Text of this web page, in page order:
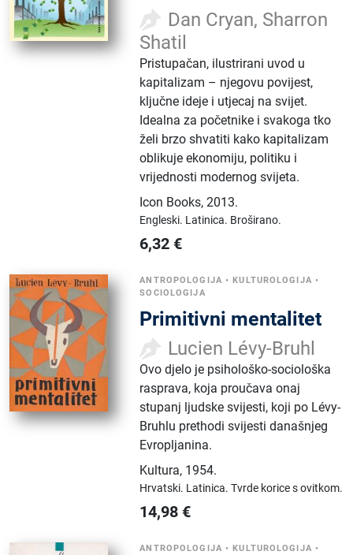
Dan Cryan, Sharron
Shatil
Pristupačan, ilustrirani uvod u
kapitalizam – njegovu povijest,
ključne ideje i utjecaj na svijet.
Idealna za početnike i svakoga tko
želi brzo shvatiti kako kapitalizam
oblikuje ekonomiju, politiku i
vrijednosti modernog svijeta.
Icon Books,2013.
Engleski. Latinica. Broširano.
6,32 €
ANTROPOLOGIJA • KULTUROLOGIJA •
SOCIOLOGIJA
Primitivni mentalitet
Lucien Lévy-Bruhl
Ovo djelo je psihološko-sociološka
rasprava, koja proučava onaj
stupanj ljudske svijesti, koji po Lévy-
Bruhlu prethodi svijesti današnjeg
Evropljanina.
Kultura, 1954.
Hrvatski. Latinica.Tvrde korice s ovitkom.
14,98 €
ANTROPOLOGIJA • KULTUROLOGIJA •